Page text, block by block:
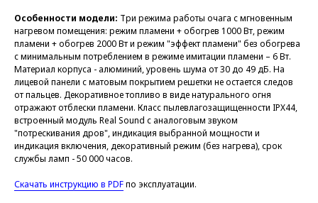
Особенности модели: Три режима работы очага с мгновенным
нагревом помещения: режим пламени + обогрев 1000 Вт, режим
пламени + обогрев 2000 Вт и режим "эффект пламени" без обогрева
с минимальным потреблением в режиме имитации пламени – 6 Вт.
Материал корпуса - алюминий, уровень шума от 30 до 49 дБ. На
лицевой панели с матовым покрытием решетки не остается следов
от пальцев. Декоративное топливо в виде натурального огня
отражают отблески пламени. Класс пылевлагозащищенности IPX44,
встроенный модуль Real Sound с аналоговым звуком
"потрескивания дров", индикация выбранной мощности и
индикация включения, декоративный режим (без нагрева), срок
службы ламп - 50 000 часов.
Скачать инструкцию в PDFпо эксплуатации.